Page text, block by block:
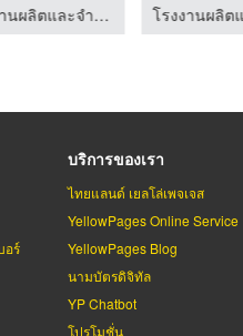
โรงงานผลิตและจำหน่ายเครื่องจักรพลาสติก
อร์
บริการของเรา
ไทยแลนด์ เยลโล่เพจเจส
YellowPages Online Service
YellowPages Blog
นามบัตรดิจิทัล
YP Chatbot
โปรโมชั่น